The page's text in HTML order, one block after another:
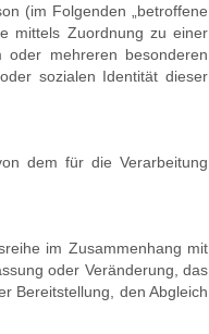
(im Folgenden „betroffene
mittels Zuordnung zu einer
mehreren besonderen
sozialen Identität dieser
dem für die Verarbeitung
im Zusammenhang mit
oder Veränderung, das
Bereitstellung, den Abgleich